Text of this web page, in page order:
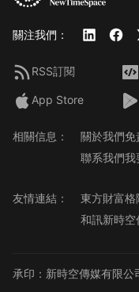
關注我們：
RSS訂閱
App Store
相關信息： 關於我們免
聯系我們我
友情連結： 東方財富格
和訊新時空
承印：新時空傳媒有限公